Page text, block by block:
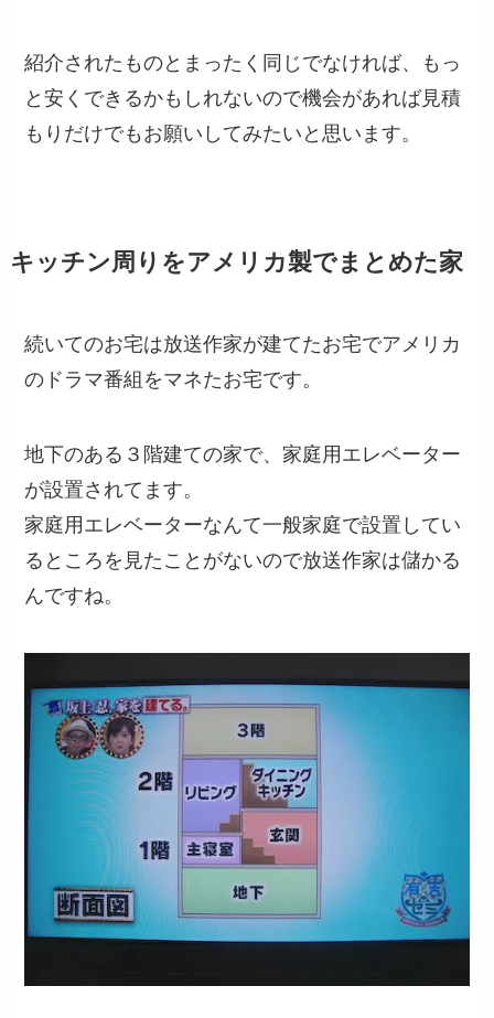
紹介されたものとまったく同じでなければ、もっ
と安くできるかもしれないので機会があれば見積
もりだけでもお願いしてみたいと思います。
キッチン周りをアメリカ製でまとめた家
続いてのお宅は放送作家が建てたお宅でアメリカ
のドラマ番組をマネたお宅です。
地下のある３階建ての家で、家庭用エレベーター
が設置されてます。
家庭用エレベーターなんて一般家庭で設置してい
るところを見たことがないので放送作家は儲かる
んですね。